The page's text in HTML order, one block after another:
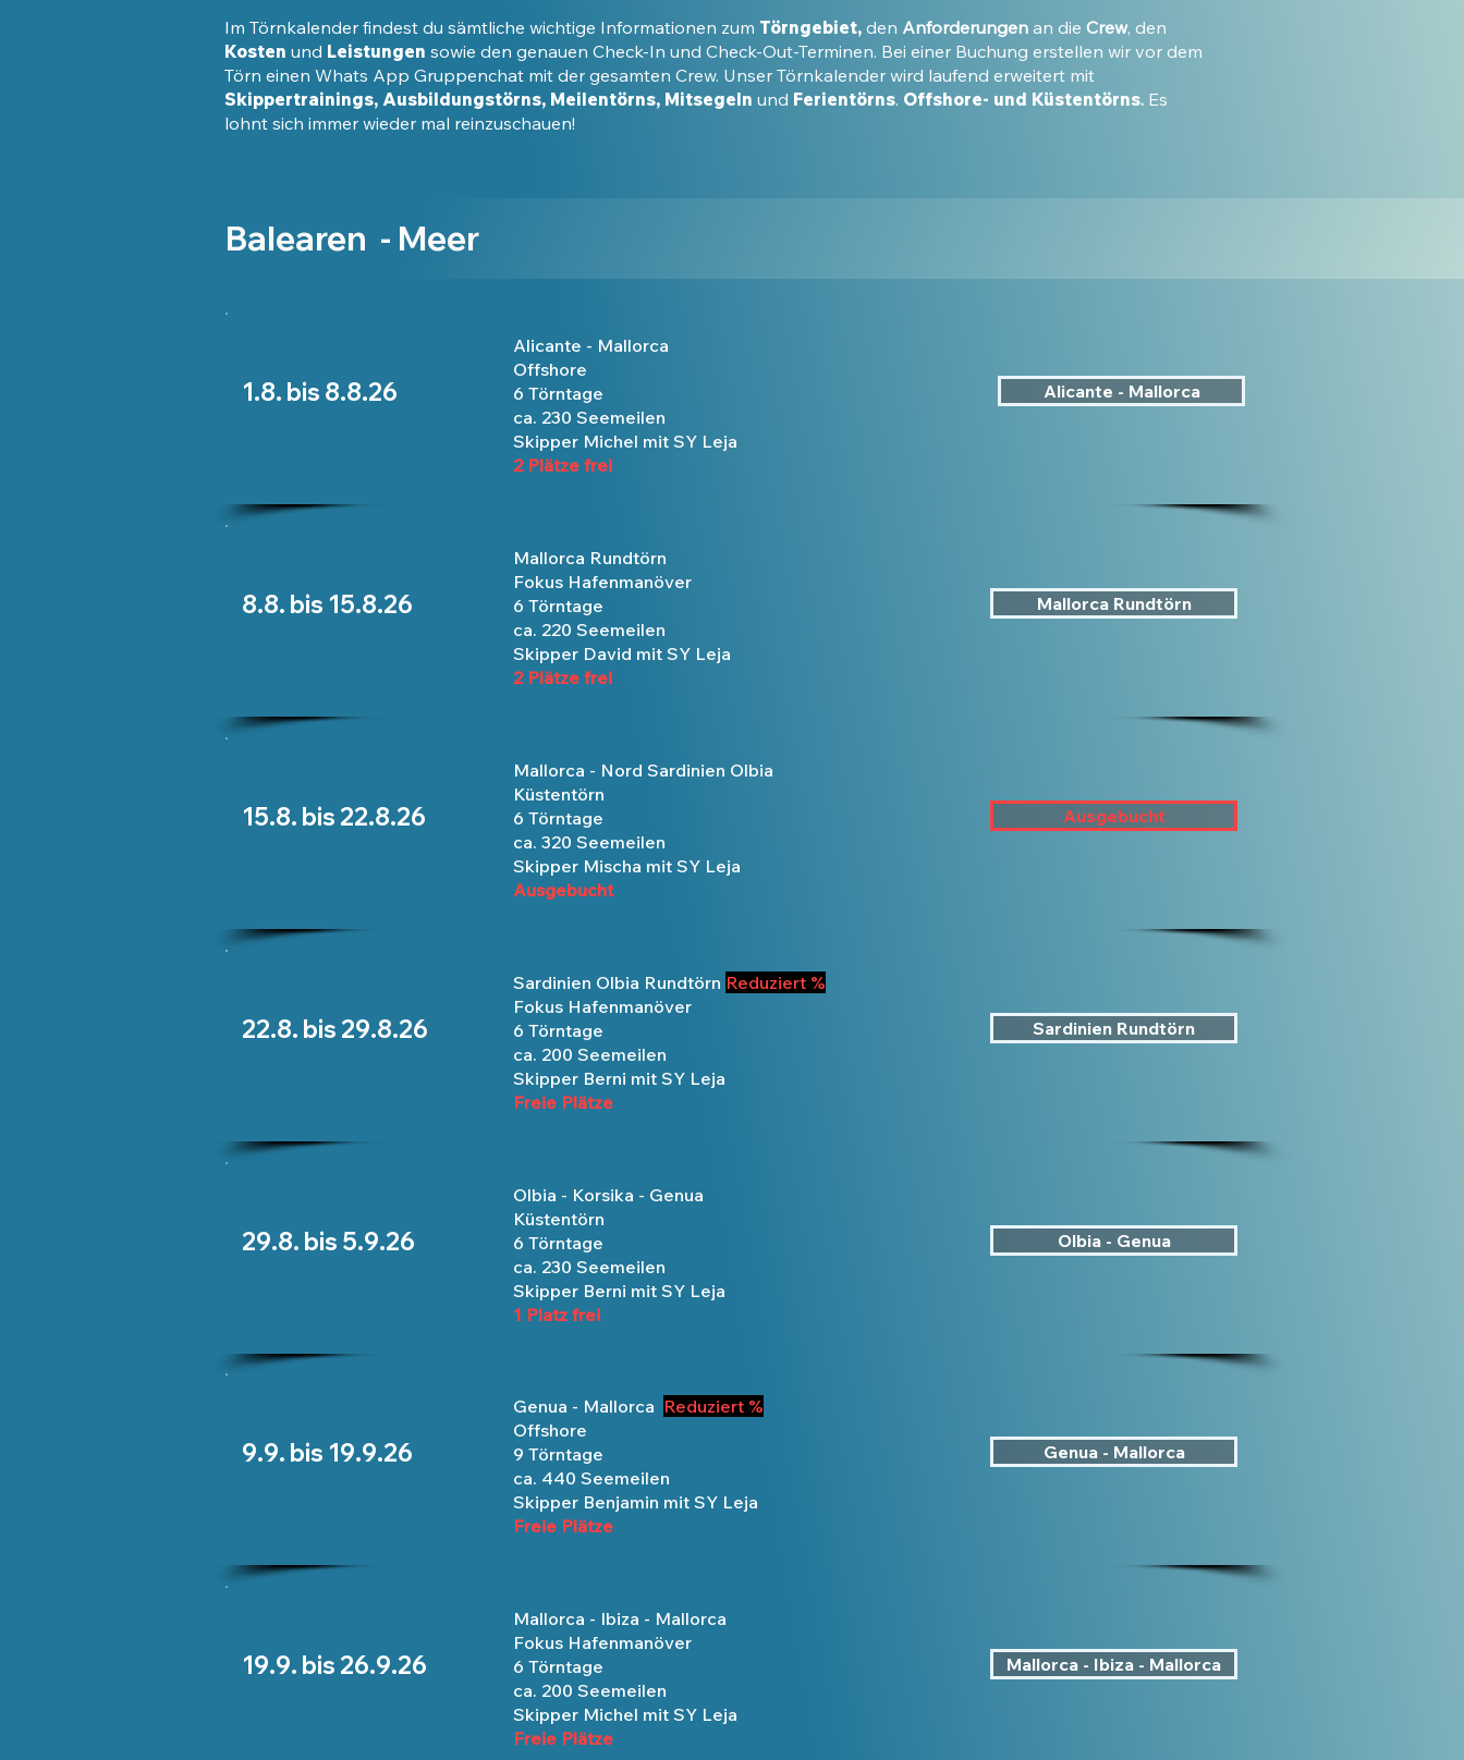
Im Törnkalender findest du sämtliche wichtige Informationen zum Törngebiet, den Anforderungen an die Crew, den
Kosten und Leistungen sowie den genauen Check-In und Check-Out-Terminen. Bei einer Buchung erstellen wir vor dem
Törn einen Whats App Gruppenchat mit der gesamten Crew. Unser Törnkalender wird laufend erweitert mit
Skippertrainings, Ausbildungstörns, Meilentörns, Mitsegeln und Ferientörns. Offshore- und Küstentörns. Es
lohnt sich immer wieder mal reinzuschauen!
Balearen - Meer
1.8. bis 8.8.26
Alicante - Mallorca
Offshore
6 Törntage
ca. 230 Seemeilen
Skipper Michel mit SY Leja
2 Plätze frei
Alicante - Mallorca
8.8. bis 15.8.26
Mallorca Rundtörn
Fokus Hafenmanöver
6 Törntage
ca. 220 Seemeilen
Skipper David mit SY Leja
2 Plätze frei
Mallorca Rundtörn
15.8. bis 22.8.26
Mallorca - Nord Sardinien Olbia
Küstentörn
6 Törntage
ca. 320 Seemeilen
Skipper Mischa mit SY Leja
Ausgebucht
Ausgebucht
22.8. bis 29.8.26
Sardinien Olbia Rundtörn Reduziert %
Fokus Hafenmanöver
6 Törntage
ca. 200 Seemeilen
Skipper Berni mit SY Leja
Freie Plätze
Sardinien Rundtörn
29.8. bis 5.9.26
Olbia - Korsika - Genua
Küstentörn
6 Törntage
ca. 230 Seemeilen
Skipper Berni mit SY Leja
1 Platz frei
Olbia - Genua
9.9. bis 19.9.26
Genua - Mallorca Reduziert %
Offshore
9 Törntage
ca. 440 Seemeilen
Skipper Benjamin mit SY Leja
Freie Plätze
Genua - Mallorca
19.9. bis 26.9.26
Mallorca - Ibiza - Mallorca
Fokus Hafenmanöver
6 Törntage
ca. 200 Seemeilen
Skipper Michel mit SY Leja
Freie Plätze
Mallorca - Ibiza - Mallorca